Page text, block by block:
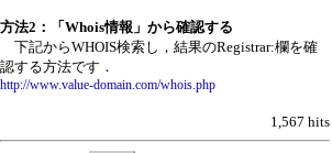
方法2：「Whois情報」から確認する
下記からWHOIS検索し，結果のRegistrar:欄を確
認する方法です．
http://www.value-domain.com/whois.php
1,567 hits